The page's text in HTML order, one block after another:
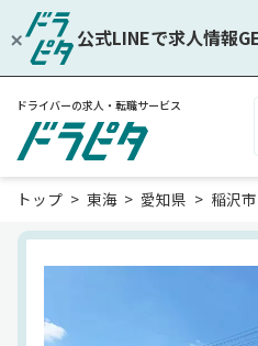
公式LINEで求人情報
ドライバーの求人・転職サービス
トップ 東海 愛知県 稲沢市